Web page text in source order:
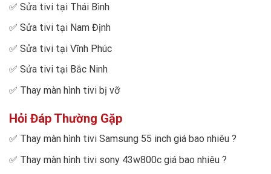
✅ Sửa tivi tại Thái Bình
✅ Sửa tivi tại Nam Định
✅ Sửa tivi tại Vĩnh Phúc
✅ Sửa tivi tại Bắc Ninh
✅ Thay màn hình tivi bị vỡ
Hỏi Đáp Thường Gặp
✅ Thay màn hình tivi Samsung 55 inch giá bao nhiêu ?
✅ Thay màn hình tivi sony 43w800c giá bao nhiêu ?